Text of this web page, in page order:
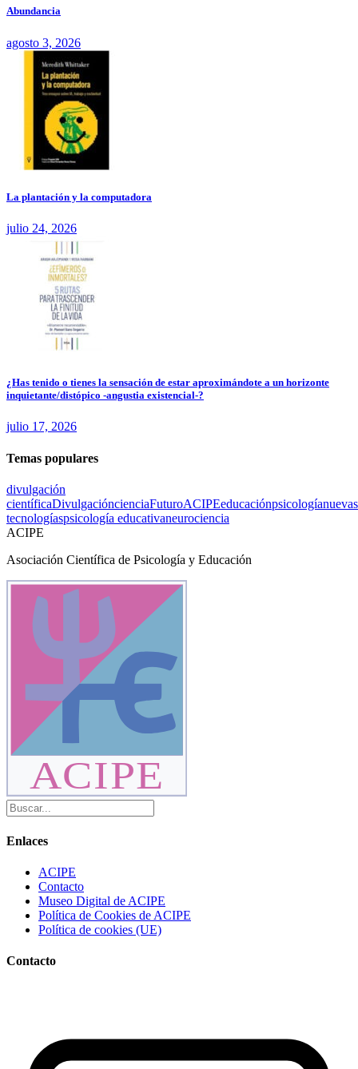
Abundancia
agosto 3, 2026
La plantación y la computadora
julio 24, 2026
¿Has tenido o tienes la sensación de estar aproximándote a un horizonte
inquietante/distópico -angustia existencial-?
julio 17, 2026
Temas populares
divulgación
científicaDivulgacióncienciaFuturoACIPEeducaciónpsicologíanuevas
tecnologíaspsicología educativaneurociencia
ACIPE
Asociación Científica de Psicología y Educación
ACIPE
Enlaces
ACIPE
Contacto
Museo Digital de ACIPE
Política de Cookies de ACIPE
Política de cookies (UE)
Contacto